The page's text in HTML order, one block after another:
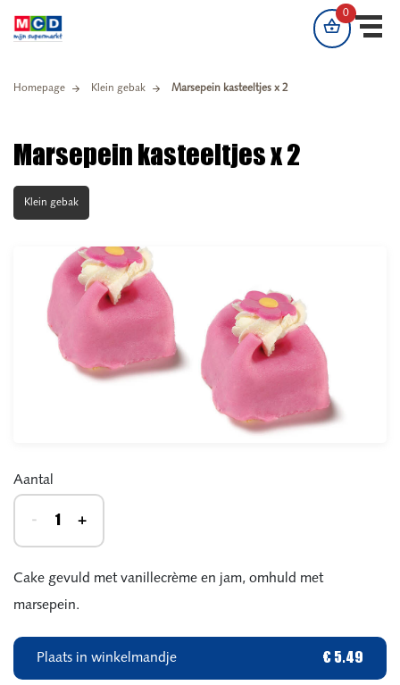
shopping_basket
0 artikelen
Homepage Klein gebak Marsepein kasteeltjes x 2
Marsepein kasteeltjes x 2
Klein gebak
Aantal
- +
Cake gevuld met vanillecrème en jam, omhuld met
marsepein.
Plaats in winkelmandje € 5.49